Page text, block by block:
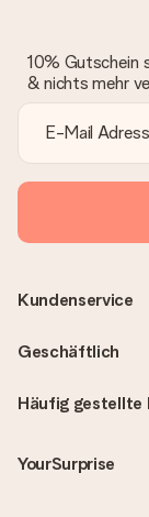
10% Gutschein
& nichts mehr
Häufig gestellte
YourSurprise
Kundenservice
Geschäftlich